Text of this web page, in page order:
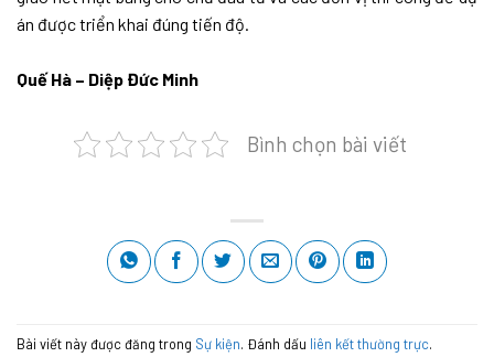
án được triển khai đúng tiến độ.
Quế Hà – Diệp Đức Minh
Bình chọn bài viết
Bài viết này được đăng trong Sự kiện. Đánh dấu liên kết thường trực.